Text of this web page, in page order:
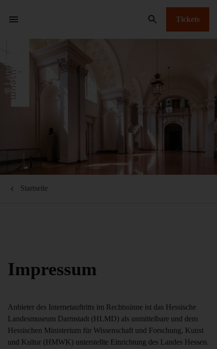
Tickets
Startseite
Impressum
Anbieter des Internetauftritts im Rechtssinne ist das Hessische
Landesmuseum Darmstadt (HLMD) als unmittelbare und dem
Hessischen Ministerium für Wissenschaft und Forschung, Kunst
und Kultur (HMWK) unterstellte Einrichtung des Landes Hessen.